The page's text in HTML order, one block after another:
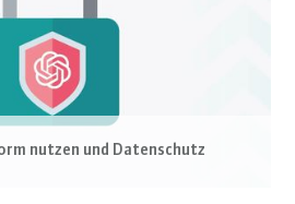
nutzen und Datenschutz